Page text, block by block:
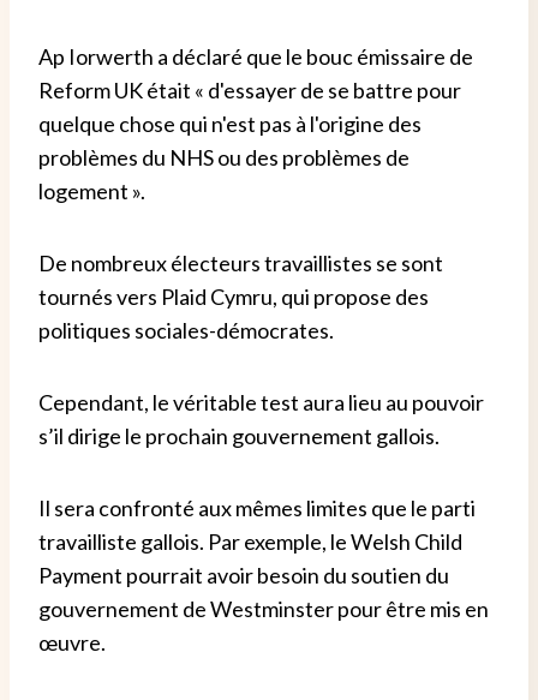
Ap Iorwerth a déclaré que le bouc émissaire de
Reform UK était « d'essayer de se battre pour
quelque chose qui n'est pas à l'origine des
problèmes du NHS ou des problèmes de
logement ».
De nombreux électeurs travaillistes se sont
tournés vers Plaid Cymru, qui propose des
politiques sociales-démocrates.
Cependant, le véritable test aura lieu au pouvoir
s’il dirige le prochain gouvernement gallois.
Il sera confronté aux mêmes limites que le parti
travailliste gallois. Par exemple, le Welsh Child
Payment pourrait avoir besoin du soutien du
gouvernement de Westminster pour être mis en
œuvre.